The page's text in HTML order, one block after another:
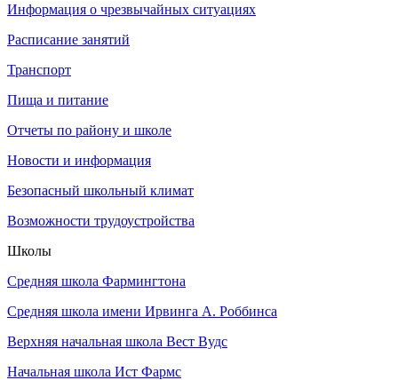
Информация о чрезвычайных ситуациях
Расписание занятий
Транспорт
Пища и питание
Отчеты по району и школе
Новости и информация
Безопасный школьный климат
Возможности трудоустройства
Школы
Средняя школа Фармингтона
Средняя школа имени Ирвинга А. Роббинса
Верхняя начальная школа Вест Вудс
Начальная школа Ист Фармс